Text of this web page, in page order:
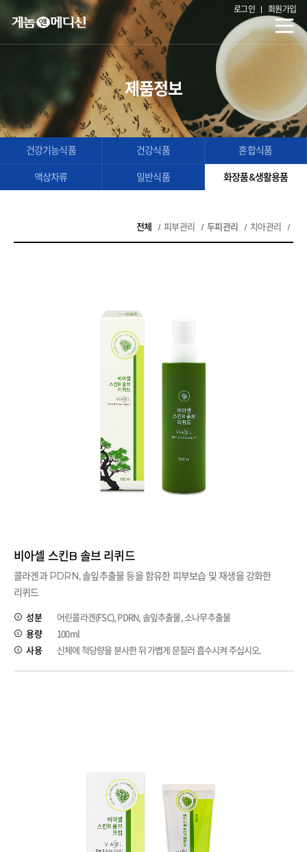
로그인 회원가입
제품정보
건강기능식품 건강식품 혼합식품
액상차류 일반식품 화장품&생활용품
전체 피부관리 두피관리 치아관리
비아셀 스킨B 솔브 리퀴드
콜라겐과 PDRN, 솔잎추출물 등을 함유한 피부보습 및 재생을 강화한
리퀴드
성분
어린콜라겐(FSC), PDRN, 솔잎추출물, 소나무추출물
용량
100ml
사용
신체에 적당량을 분사한 뒤 가볍게 문질러 흡수시켜 주십시오.